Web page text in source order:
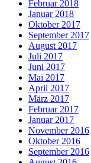
Februar 2018
Januar 2018
Oktober 2017
September 2017
August 2017
Juli 2017
Juni 2017
Mai 2017
April 2017
März 2017
Februar 2017
Januar 2017
November 2016
Oktober 2016
September 2016